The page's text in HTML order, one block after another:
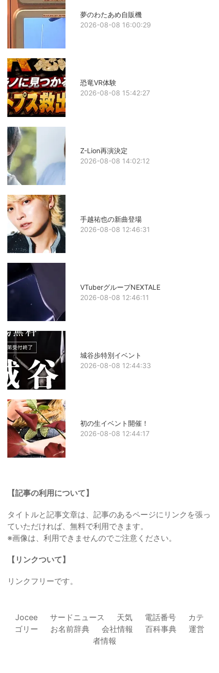
夢のわたあめ自販機
2026-08-08 16:00:29
恐竜VR体験
2026-08-08 15:42:27
Z-Lion再演決定
2026-08-08 14:02:12
手越祐也の新曲登場
2026-08-08 12:46:31
VTuberグループNEXTALE
2026-08-08 12:46:11
城谷歩特別イベント
2026-08-08 12:44:33
初の生イベント開催！
2026-08-08 12:44:17
【記事の利用について】
タイトルと記事文章は、記事のあるページにリンクを張っ
ていただければ、無料で利用できます。
※画像は、利用できませんのでご注意ください。
【リンクついて】
リンクフリーです。
Jocee サードニュース 天気 電話番号
カテ
ゴリー
お名前辞典 会社情報 百科事典
運営
者情報